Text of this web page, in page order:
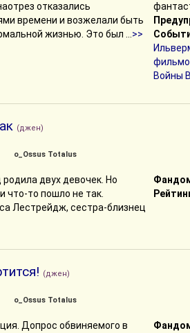
отказались
времени и возжелали быть
жизнью. Это был ... >>
Войны
(джен)
o_Ossus Totalus
двух девочек. Но
что-то пошло не так.
Лестрейдж, сестра-близнец
(джен)
o_Ossus Totalus
Допрос обвиняемого в